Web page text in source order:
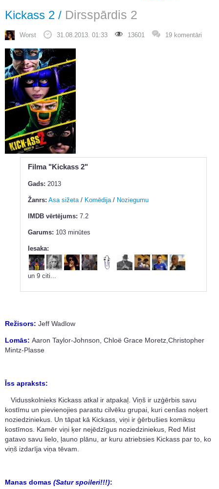
Kickass 2 / Dirsspārdis 2
Worst 31.08.2013. 01:33 13601 19 komentāri
Filma "Kickass 2"
Gads: 2013
Žanrs: Asa sižeta/ Komēdija/ Noziegumu
IMDB vērtējums: 7.2
Garums: 103 minūtes
Iesaka:
un 9 citi...
Režisors: Jeff Wadlow
Lomās: Aaron Taylor-Johnson Chloë Grace Moretz Christopher
Mintz-Plasse
Īss apraksts:
Vidusskolnieks Kickass atkal ir atpakaļ. Viņš ir uzģērbis savu
kostīmu un pievienojies parastu cilvēku grupai, kuri cenšas noķert
noziedziniekus. Un tāpat kā Kickass, viņi ir ģērbušies komiksu
kostīmos. Kamēr viņi ķer nejēdzīgus noziedziniekus, Red Mist
gatavo savu lielo, ļauno plānu, ar kuru atriebsies Kickass par to, ko
viņš izdarīja viņa tēvam.
Manas domas (Satur spoileri!!!):